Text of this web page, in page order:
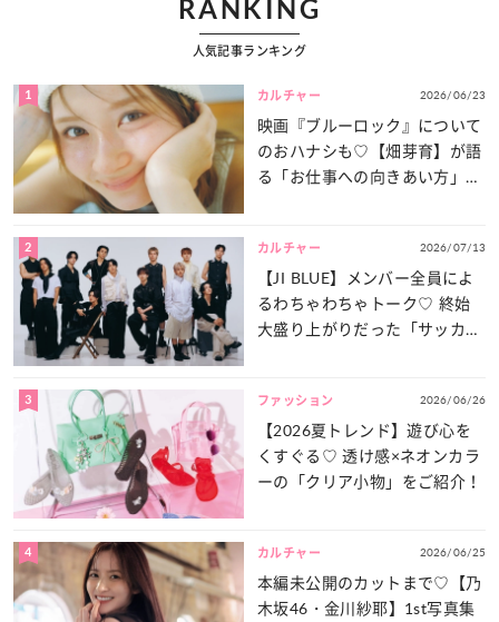
RANKING
人気記事ランキング
1 カルチャー 2026/06/23
映画『ブルーロック』について
のおハナシも♡【畑芽育】が語
る「お仕事への向きあい方」と
2 カルチャー 2026/07/13
【JI BLUE】メンバー全員によ
るわちゃわちゃトーク♡ 終始
大盛り上がりだった「サッカー
3 ファッション 2026/06/26
【2026夏トレンド】遊び心を
くすぐる♡ 透け感×ネオンカラ
ーの「クリア小物」をご紹介！
4 カルチャー 2026/06/25
本編未公開のカットまで♡【乃
木坂46・金川紗耶】1st写真集